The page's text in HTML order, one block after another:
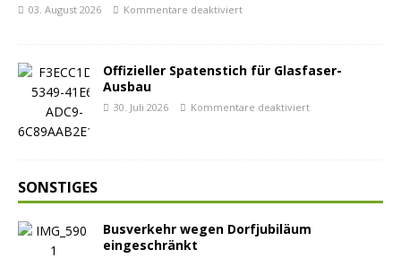
03. August 2026 Kommentare deaktiviert
Offizieller Spatenstich für Glasfaser-
Ausbau
30. Juli 2026 Kommentare deaktiviert
SONSTIGES
Busverkehr wegen Dorfjubiläum
eingeschränkt